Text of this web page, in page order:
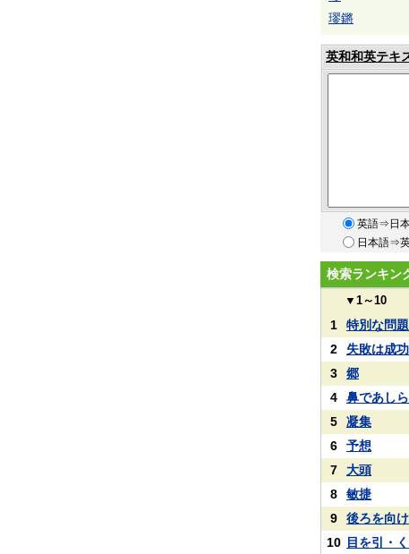
璆鏘
英和和英テキ
英語⇒日
日本語⇒
検索ランキン
▼ 1～10
1
特別な問題
2
失敗は成
3
郷
4
鼻であし
5
凝集
6
予想
7
大頭
8
敏捷
9
後ろを向
10 目を引・く